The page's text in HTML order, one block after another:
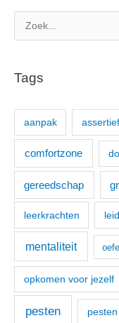
Tags
aanpak assertief
comfortzone
gereedschap
leerkrachten
mentaliteit
opkomen voor jezelf
pesten